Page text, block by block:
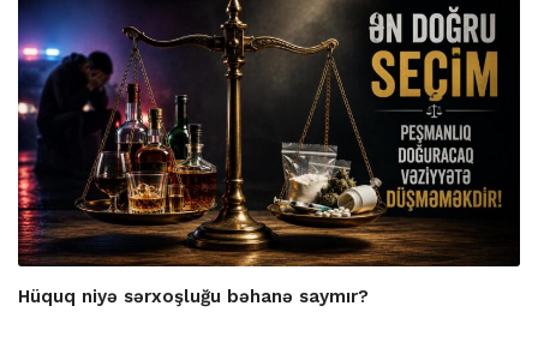
Hüquq niyə sərxoşluğu bəhanə saymır?